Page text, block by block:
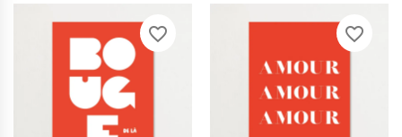
favorite_border favorite_border